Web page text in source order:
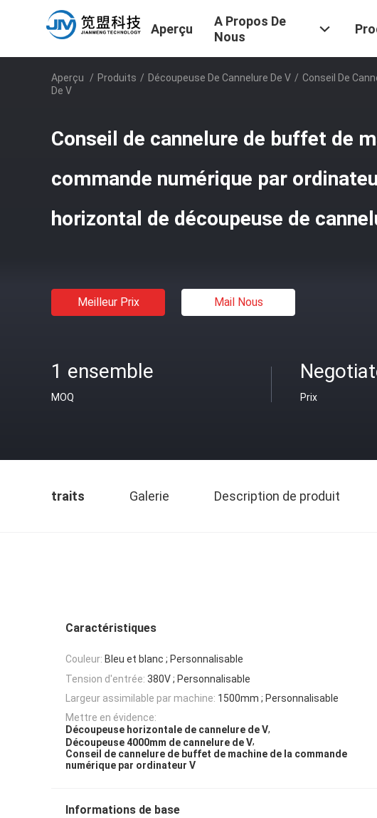
Aperçu
A Propos De
Nous
Aperçu / Produits / Découpeuse De Cannelure De V / Conseil De
De V
Conseil de cannelure de buffet de
commande numérique par
horizontal de découpeuse de
Meilleur Prix Mail Nous
1 ensemble
MOQ Prix
traits Galerie Description de produit
Caractéristiques
Couleur: Bleu et blanc ; Personnalisable
Tension d'entrée: 380V ; Personnalisable
Largeur assimilable par machine: 1500mm ; Personnalisable
Mettre en évidence:
Découpeuse horizontale de cannelure de V,
Découpeuse 4000mm de cannelure de V,
Conseil de cannelure de buffet de machine de la commande
numérique par ordinateur V
Informations de base